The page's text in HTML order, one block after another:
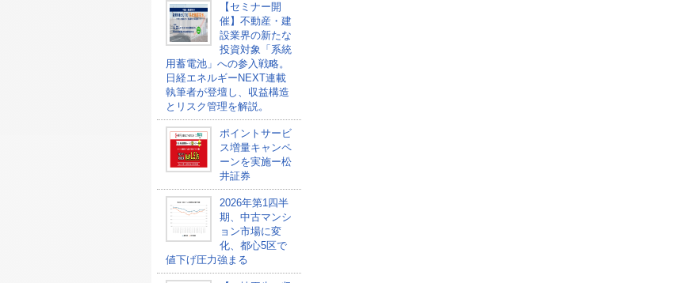
【セミナー開
催】不動産・建
設業界の新たな
投資対象「系統
用蓄電池」への参入戦略。
日経エネルギーNEXT連載
執筆者が登壇し、収益構造
とリスク管理を解説。
ポイントサービ
ス増量キャンペ
ーンを実施ー松
井証券
2026年第1四半
期、中古マンシ
ョン市場に変
化、都心5区で
値下げ圧力強まる